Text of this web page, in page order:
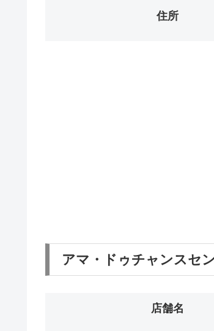
住所
アマ・ドゥチャンスセ
店舗名